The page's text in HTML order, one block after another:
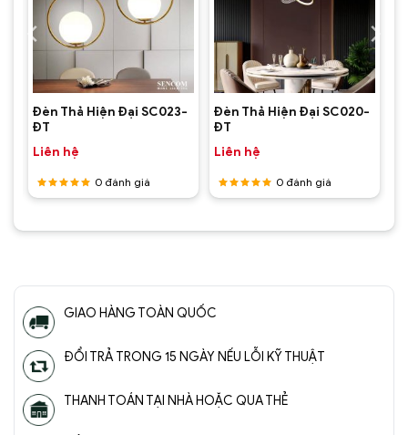
Đèn Thả Hiện Đại SC023-
ĐT
Liên hệ
Được
55 sao
0 đánh giá
Đèn Thả Hiện Đại SC020-
ĐT
Liên hệ
Được
55 sao
0 đánh giá
GIAO HÀNG TOÀN QUỐC
ĐỔI TRẢ TRONG 15 NGÀY NẾU LỖI KỸ THUẬT
THANH TOÁN TẠI NHÀ HOẶC QUA THẺ